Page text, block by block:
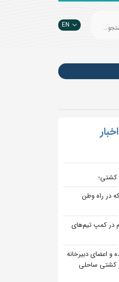
EN
کشتی؛
در راه وطن
در کمپ تیم‌های
و اعضای دبیرخانه
کشتی ساحلی